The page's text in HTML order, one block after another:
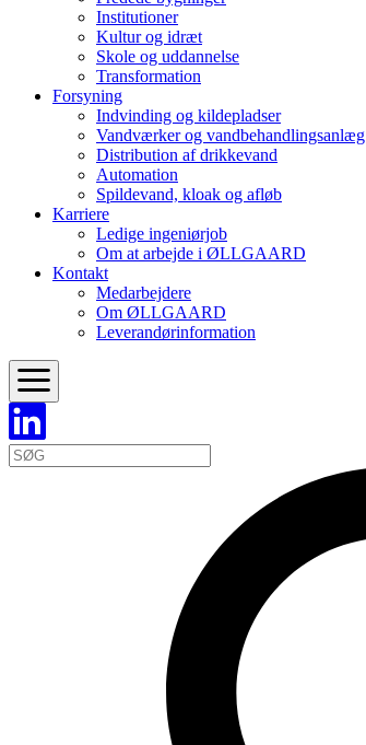
Institutioner
Kultur og idræt
Skole og uddannelse
Transformation
Forsyning
Indvinding og kildepladser
Vandværker og vandbehandlingsanlæg
Distribution af drikkevand
Automation
Spildevand, kloak og afløb
Karriere
Ledige ingeniørjob
Om at arbejde i ØLLGAARD
Kontakt
Medarbejdere
Om ØLLGAARD
Leverandørinformation